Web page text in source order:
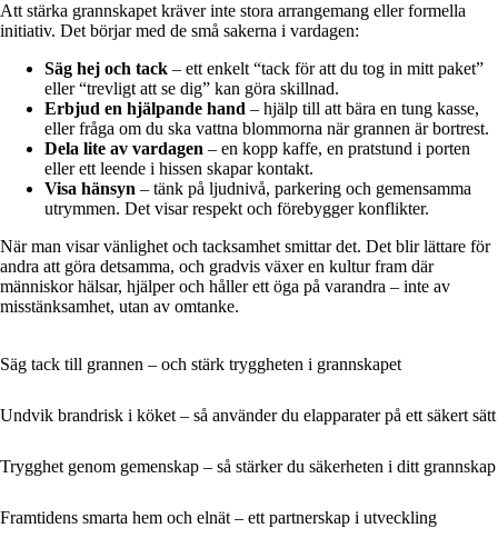
Att stärka grannskapet kräver inte stora arrangemang eller formella
initiativ. Det börjar med de små sakerna i vardagen:
Säg hej och tack – ett enkelt “tack för att du tog in mitt paket”
eller “trevligt att se dig” kan göra skillnad.
Erbjud en hjälpande hand – hjälp till att bära en tung kasse,
eller fråga om du ska vattna blommorna när grannen är bortrest.
Dela lite av vardagen – en kopp kaffe, en pratstund i porten
eller ett leende i hissen skapar kontakt.
Visa hänsyn – tänk på ljudnivå, parkering och gemensamma
utrymmen. Det visar respekt och förebygger konflikter.
När man visar vänlighet och tacksamhet smittar det. Det blir lättare för
andra att göra detsamma, och gradvis växer en kultur fram där
människor hälsar, hjälper och håller ett öga på varandra – inte av
misstänksamhet, utan av omtanke.
Säg tack till grannen – och stärk tryggheten i grannskapet
Undvik brandrisk i köket – så använder du elapparater på ett säkert sätt
Trygghet genom gemenskap – så stärker du säkerheten i ditt grannskap
Framtidens smarta hem och elnät – ett partnerskap i utveckling